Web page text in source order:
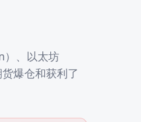
）、以太坊
爆仓和获利了